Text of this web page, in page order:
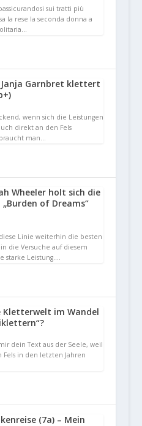
sui tratti più
la rese la seconda donna a
Janja Garnbret klettert
wenn sich die Leistungen
direkt an den Fels
man…
Wheeler holt sich die
of Dreams“
Linie weiterhin die besten
die Versuche auf diesem
starke Leistung.…
Kletterwelt im Wandel
dein Text aus der Seele, weil
Fels in den letzten Jahren
(7a) – Mein